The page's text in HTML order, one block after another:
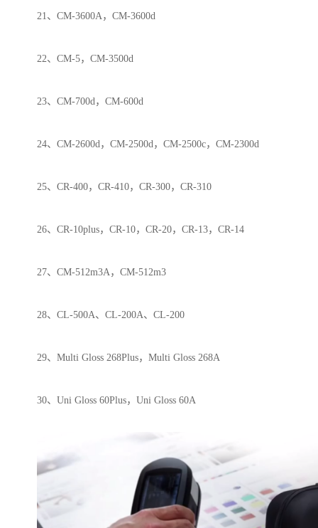
21、CM-3600A，CM-3600d
22、CM-5，CM-3500d
23、CM-700d，CM-600d
24、CM-2600d，CM-2500d，CM-2500c，CM-2300d
25、CR-400，CR-410，CR-300，CR-310
26、CR-10plus，CR-10，CR-20，CR-13，CR-14
27、CM-512m3A，CM-512m3
28、CL-500A、CL-200A、CL-200
29、Multi Gloss 268Plus，Multi Gloss 268A
30、Uni Gloss 60Plus，Uni Gloss 60A